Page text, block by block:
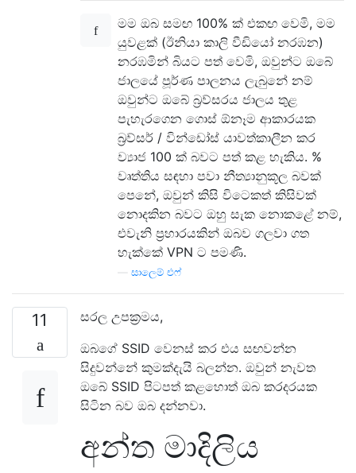
මම ඔබ සමඟ 100% ක් එකඟ වෙමි, මම
යුවළක් (ඊනියා කාලි වීඩියෝ නරඹන)
නරඹමින් බියට පත් වෙමි, ඔවුන්ට ඔබේ
ජාලයේ පූර්ණ පාලනය ලැබුනේ නම්
ඔවුන්ට ඔබේ බ්‍රව්සරය ජාලය තුළ
පැහැරගෙන ගොස් ඕනෑම ආකාරයක
බ්‍රව්සර් / වින්ඩෝස් යාවත්කාලීන කර
ව්‍යාජ 100 ක් බවට පත් කළ හැකිය. %
වෘත්තිය සඳහා පවා නීත්‍යානුකූල බවක්
පෙනේ, ඔවුන් කිසි විටෙකත් කිසිවක්
නොදකින බවට ඔහු සැක නොකළේ නම්,
එවැනි ප්‍රහාරයකින් ඔබව ගලවා ගත
හැක්කේ VPN ට පමණි.
සාලෙම් එෆ්
11
සරල උපක්‍රමය,
ඔබගේ SSID වෙනස් කර එය සඟවන්න
සිදුවන්නේ කුමක්දැයි බලන්න. ඔවුන් නැවත
ඔබේ SSID පිටපත් කළහොත් ඔබ කරදරයක
සිටින බව ඔබ දන්නවා.
අන්ත මාදිලිය